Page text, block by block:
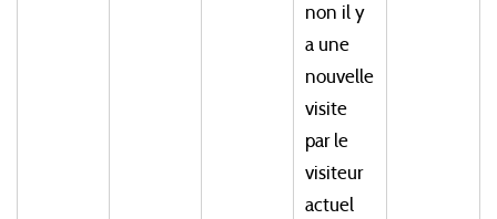
non il y
a une
nouvelle
visite
par le
visiteur
actuel